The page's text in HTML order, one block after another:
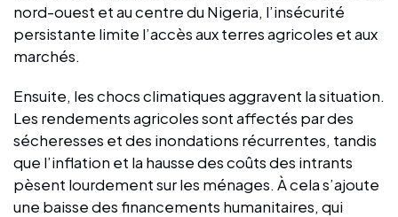
nord-ouest et au centre du Nigeria, l’insécurité
persistante limite l’accès aux terres agricoles et aux
marchés.
Ensuite, les chocs climatiques aggravent la situation.
Les rendements agricoles sont affectés par des
sécheresses et des inondations récurrentes, tandis
que l’inflation et la hausse des coûts des intrants
pèsent lourdement sur les ménages. À cela s’ajoute
une baisse des financements humanitaires, qui